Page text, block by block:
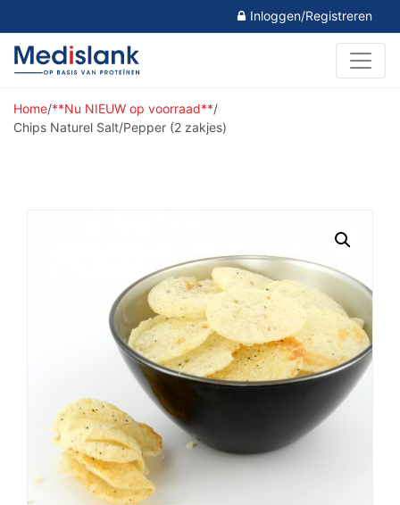
Inloggen/Registreren
Home/**Nu NIEUW op voorraad**/
Chips Naturel Salt/Pepper (2 zakjes)